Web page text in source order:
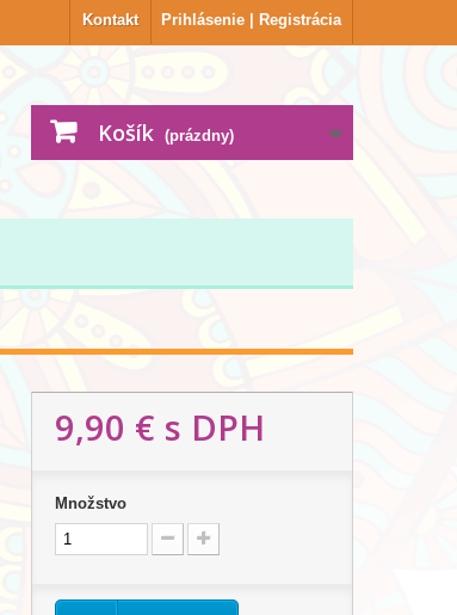
Prihlásenie | Registrácia
Kontakt
Košík (prázdny)
9,90 € s DPH
Množstvo